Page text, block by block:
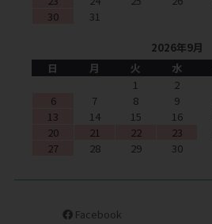
30
31
2026年9月
日
月 火 水
1
2
6
7 8 9
13
14 15 16
20
21 22 23
27
28 29 30
Facebook